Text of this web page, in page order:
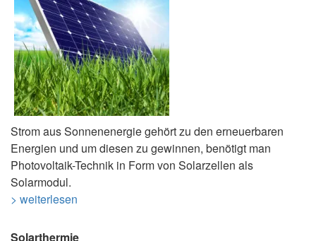
Strom aus Sonnenenergie gehört zu den erneuerbaren
Energien und um diesen zu gewinnen, benötigt man
Photovoltaik-Technik in Form von Solarzellen als
Solarmodul.
> weiterlesen
Solarthermie